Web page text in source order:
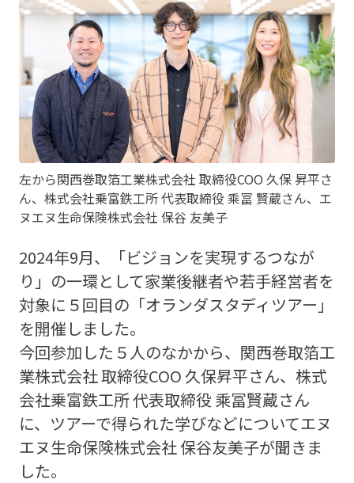
左から関西巻取箔工業株式会社 取締役COO 久保 昇平さ
ん、株式会社乗富鉄工所 代表取締役 乘冨 賢蔵さん、エ
ヌエヌ生命保険株式会社 保谷 友美子
2024年9月、「ビジョンを実現するつなが
り」の一環として家業後継者や若手経営者を
対象に５回目の「オランダスタディツアー」
を開催しました。
今回参加した５人のなかから、関西巻取箔工
業株式会社 取締役COO 久保昇平さん、株式
会社乗富鉄工所 代表取締役 乘冨賢蔵さん
に、ツアーで得られた学びなどについてエヌ
エヌ生命保険株式会社 保谷友美子が聞きま
した。